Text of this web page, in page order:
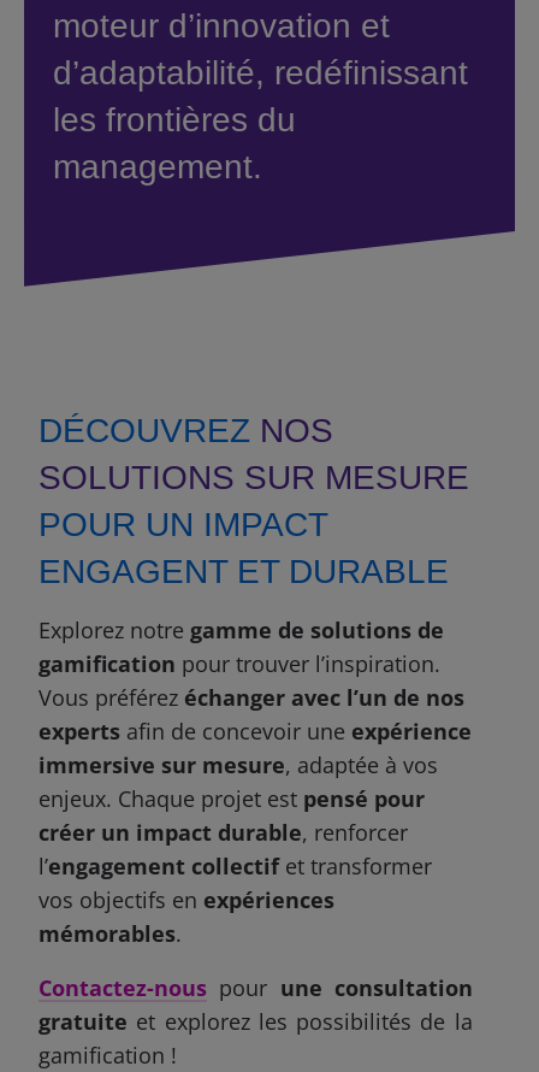
moteur d’innovation et
d’adaptabilité, redéfinissant
les frontières du
management.
DÉCOUVREZ NOS
SOLUTIONS SUR MESURE
POUR UN IMPACT
ENGAGENT ET DURABLE
Explorez notre gamme de solutions de
gamification pour trouver l’inspiration.
Vous préférez échanger avec l’un de nos
experts afin de concevoir une expérience
immersive sur mesure, adaptée à vos
enjeux. Chaque projet est pensé pour
créer un impact durable, renforcer
l’engagement collectifet transformer
vos objectifs en expériences
mémorables.
Contactez-nous pour une consultation
gratuite et explorez les possibilités de la
gamification !